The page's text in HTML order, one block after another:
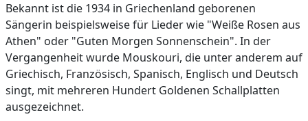
Bekannt ist die 1934 in Griechenland geborenen
Sängerin beispielsweise für Lieder wie "Weiße Rosen aus
Athen" oder "Guten Morgen Sonnenschein". In der
Vergangenheit wurde Mouskouri, die unter anderem auf
Griechisch, Französisch, Spanisch, Englisch und Deutsch
singt, mit mehreren Hundert Goldenen Schallplatten
ausgezeichnet.